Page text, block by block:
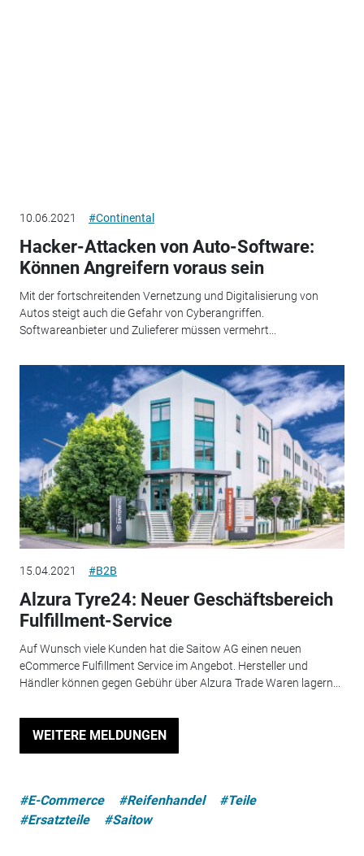
10.06.2021 #Continental
Hacker-Attacken von Auto-Software:
Können Angreifern voraus sein
Mit der fortschreitenden Vernetzung und Digitalisierung von
Autos steigt auch die Gefahr von Cyberangriffen.
Softwareanbieter und Zulieferer müssen vermehrt...
15.04.2021 #B2B
Alzura Tyre24: Neuer Geschäftsbereich
Fulfillment-Service
Auf Wunsch viele Kunden hat die Saitow AG einen neuen
eCommerce Fulfillment Service im Angebot. Hersteller und
Händler können gegen Gebühr über Alzura Trade Waren lagern...
WEITERE MELDUNGEN
#E-Commerce #Reifenhandel
#Teile
#Ersatzteile
#Saitow